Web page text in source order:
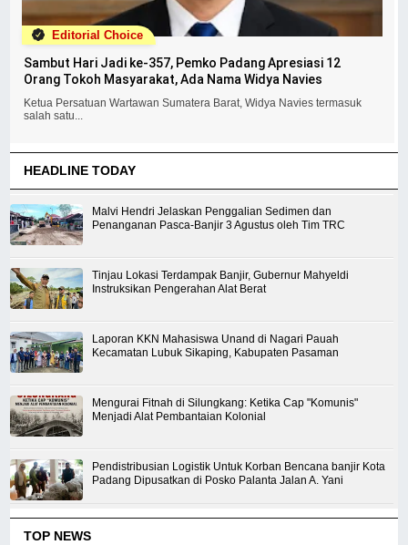
Editorial Choice
Sambut Hari Jadi ke-357, Pemko Padang Apresiasi 12
Orang Tokoh Masyarakat, Ada Nama Widya Navies
Ketua Persatuan Wartawan Sumatera Barat, Widya Navies termasuk
salah satu...
HEADLINE TODAY
Malvi Hendri Jelaskan Penggalian Sedimen dan
Penanganan Pasca-Banjir 3 Agustus oleh Tim TRC
Tinjau Lokasi Terdampak Banjir, Gubernur Mahyeldi
Instruksikan Pengerahan Alat Berat
Laporan KKN Mahasiswa Unand di Nagari Pauah
Kecamatan Lubuk Sikaping, Kabupaten Pasaman
Mengurai Fitnah di Silungkang: Ketika Cap "Komunis"
Menjadi Alat Pembantaian Kolonial
Pendistribusian Logistik Untuk Korban Bencana banjir Kota
Padang Dipusatkan di Posko Palanta Jalan A. Yani
TOP NEWS